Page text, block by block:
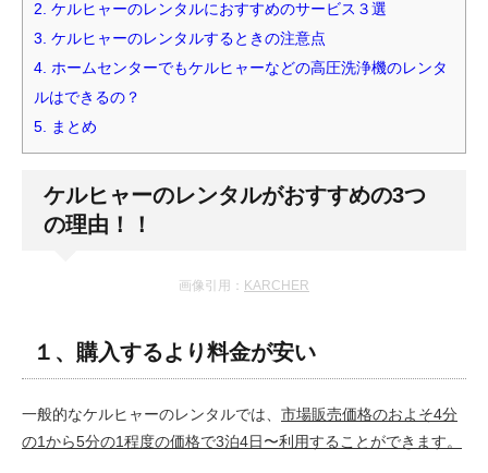
2. ケルヒャーのレンタルにおすすめのサービス３選
3. ケルヒャーのレンタルするときの注意点
4. ホームセンターでもケルヒャーなどの高圧洗浄機のレンタ
ルはできるの？
5. まとめ
ケルヒャーのレンタルがおすすめの3つ
の理由！！
画像引用： KARCHER
１、購入するより料金が安い
一般的なケルヒャーのレンタルでは、 市場販売価格のおよそ4分
の1から5分の1程度の価格で3泊4日〜利用することができます。